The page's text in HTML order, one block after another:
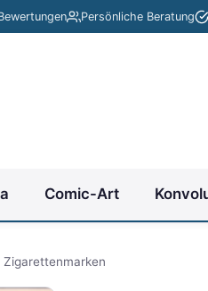
Persönliche Beratung
Comic-Art